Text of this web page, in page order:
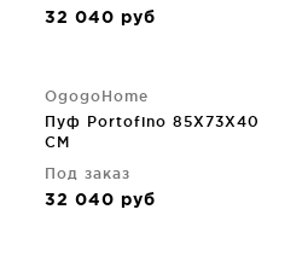
32 040 руб
OgogoHome
Пуф Portofino 85X73X40
CM
Под заказ
32 040 руб